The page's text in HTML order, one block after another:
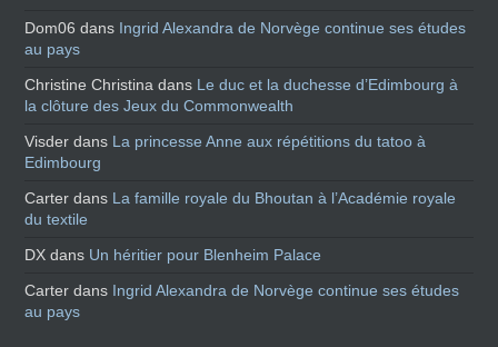
Dom06 dans Ingrid Alexandra de Norvège continue ses études
au pays
Christine Christina dans Le duc et la duchesse d’Edimbourg à
la clôture des Jeux du Commonwealth
Visder dans La princesse Anne aux répétitions du tatoo à
Edimbourg
Carter dans La famille royale du Bhoutan à l’Académie royale
du textile
DX dans Un héritier pour Blenheim Palace
Carter dans Ingrid Alexandra de Norvège continue ses études
au pays